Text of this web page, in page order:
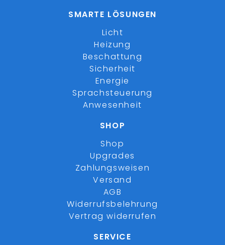
SMARTE LÖSUNGEN
Licht
Heizung
Beschattung
Sicherheit
Energie
Sprachsteuerung
Anwesenheit
SHOP
Shop
Upgrades
Zahlungsweisen
Versand
AGB
Widerrufsbelehrung
Vertrag widerrufen
SERVICE